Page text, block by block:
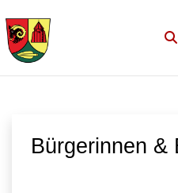
Bürgerinnen &